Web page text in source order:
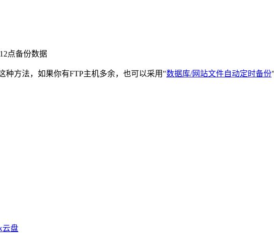
点备份数据
种方法，如果你有FTP主机多余，也可以采用"数据库/网站文件自动定时备份
云盘